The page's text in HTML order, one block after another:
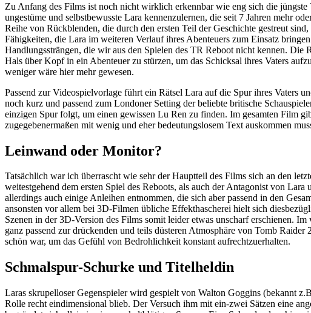
Zu Anfang des Films ist noch nicht wirklich erkennbar wie eng sich die
ungestüme und selbstbewusste Lara kennenzulernen, die seit 7 Jahren mehr
Reihe von Rückblenden, die durch den ersten Teil der Geschichte gestreut
Fähigkeiten, die Lara im weiteren Verlauf ihres Abenteuers zum Einsatz
Handlungssträngen, die wir aus den Spielen des TR Reboot nicht kennen.
Hals über Kopf in ein Abenteuer zu stürzen, um das Schicksal ihres Vaters
weniger wäre hier mehr gewesen.
Passend zur Videospielvorlage führt ein Rätsel Lara auf die Spur ihres Vaters
noch kurz und passend zum Londoner Setting der beliebte britische
einzigen Spur folgt, um einen gewissen Lu Ren zu finden. Im gesamten Film
zugegebenermaßen mit wenig und eher bedeutungslosem Text auskommen
Leinwand oder Monitor?
Tatsächlich war ich überrascht wie sehr der Hauptteil des Films sich an den
weitestgehend dem ersten Spiel des Reboots, als auch der Antagonist von
allerdings auch einige Anleihen entnommen, die sich aber passend in den
ansonsten vor allem bei 3D-Filmen übliche Effekthascherei hielt sich
Szenen in der 3D-Version des Films somit leider etwas unscharf erschienen.
ganz passend zur drückenden und teils düsteren Atmosphäre von Tomb
schön war, um das Gefühl von Bedrohlichkeit konstant aufrechtzuerhalten.
Schmalspur-Schurke und Titelheldin
Laras skrupelloser Gegenspieler wird gespielt von Walton Goggins (bekannt
Rolle recht eindimensional blieb. Der Versuch ihm mit ein-zwei Sätzen eine